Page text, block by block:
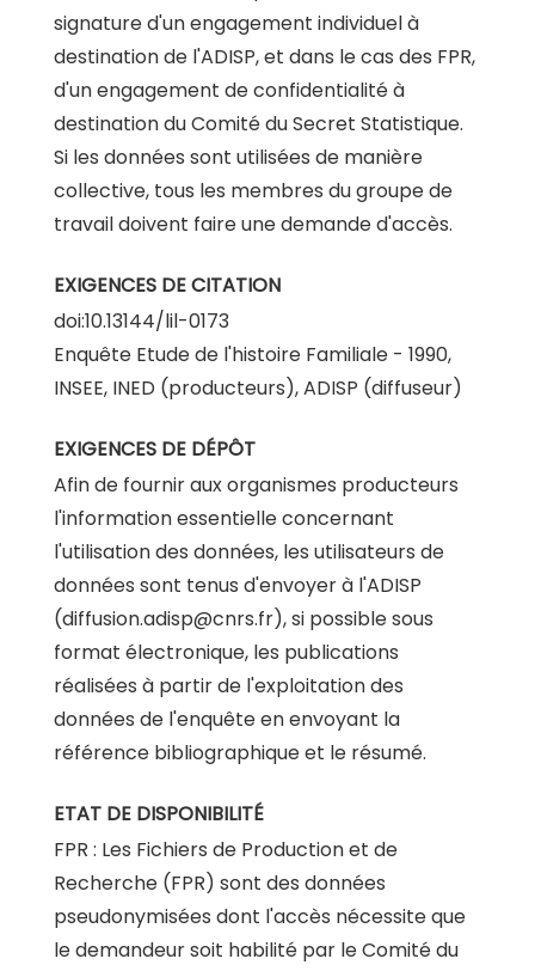
signature d'un engagement individuel à
destination de l'ADISP, et dans le cas des FPR,
d'un engagement de confidentialité à
destination du Comité du Secret Statistique.
Si les données sont utilisées de manière
collective, tous les membres du groupe de
travail doivent faire une demande d'accès.
EXIGENCES DE CITATION
doi:10.13144/lil-0173
Enquête Etude de l'histoire Familiale - 1990,
INSEE, INED (producteurs), ADISP (diffuseur)
EXIGENCES DE DÉPÔT
Afin de fournir aux organismes producteurs
l'information essentielle concernant
l'utilisation des données, les utilisateurs de
données sont tenus d'envoyer à l'ADISP
(diffusion.adisp@cnrs.fr), si possible sous
format électronique, les publications
réalisées à partir de l'exploitation des
données de l'enquête en envoyant la
référence bibliographique et le résumé.
ETAT DE DISPONIBILITÉ
FPR : Les Fichiers de Production et de
Recherche (FPR) sont des données
pseudonymisées dont l'accès nécessite que
le demandeur soit habilité par le Comité du